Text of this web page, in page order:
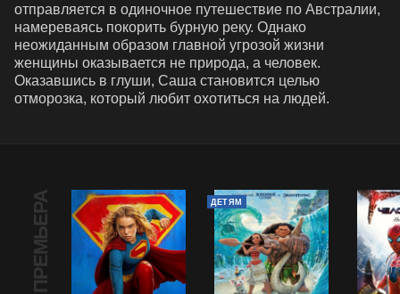
отправляется в одиночное путешествие по Австралии,
намереваясь покорить бурную реку. Однако
неожиданным образом главной угрозой жизни
женщины оказывается не природа, а человек.
Оказавшись в глуши, Саша становится целью
отморозка, который любит охотиться на людей.
ПРЕМЬЕРА ДЕТЯМ